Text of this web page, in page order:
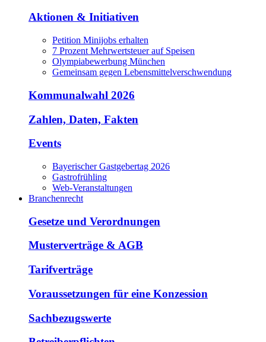
Aktionen & Initiativen
Petition Minijobs erhalten
7 Prozent Mehrwertsteuer auf Speisen
Olympiabewerbung München
Gemeinsam gegen Lebensmittelverschwendung
Kommunalwahl 2026
Zahlen, Daten, Fakten
Events
Bayerischer Gastgebertag 2026
Gastrofrühling
Web-Veranstaltungen
Branchenrecht
Gesetze und Verordnungen
Musterverträge & AGB
Tarifverträge
Voraussetzungen für eine Konzession
Sachbezugswerte